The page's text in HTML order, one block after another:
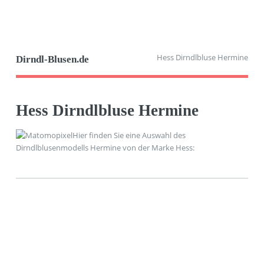
Dirndl-Blusen.de Hess Dirndlbluse Hermine
Hess Dirndlbluse Hermine
Hier finden Sie eine Auswahl des
Dirndlblusenmodells Hermine von der Marke Hess: